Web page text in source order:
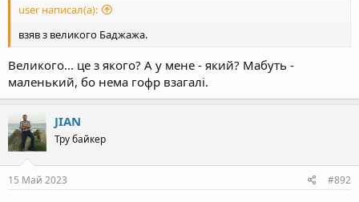
user написал(а):
взяв з великого Баджажа.
Великого... це з якого? А у мене - який? Мабуть -
маленький, бо нема гофр взагалі.
JIAN
Тру байкер
15 Май 2023 #892